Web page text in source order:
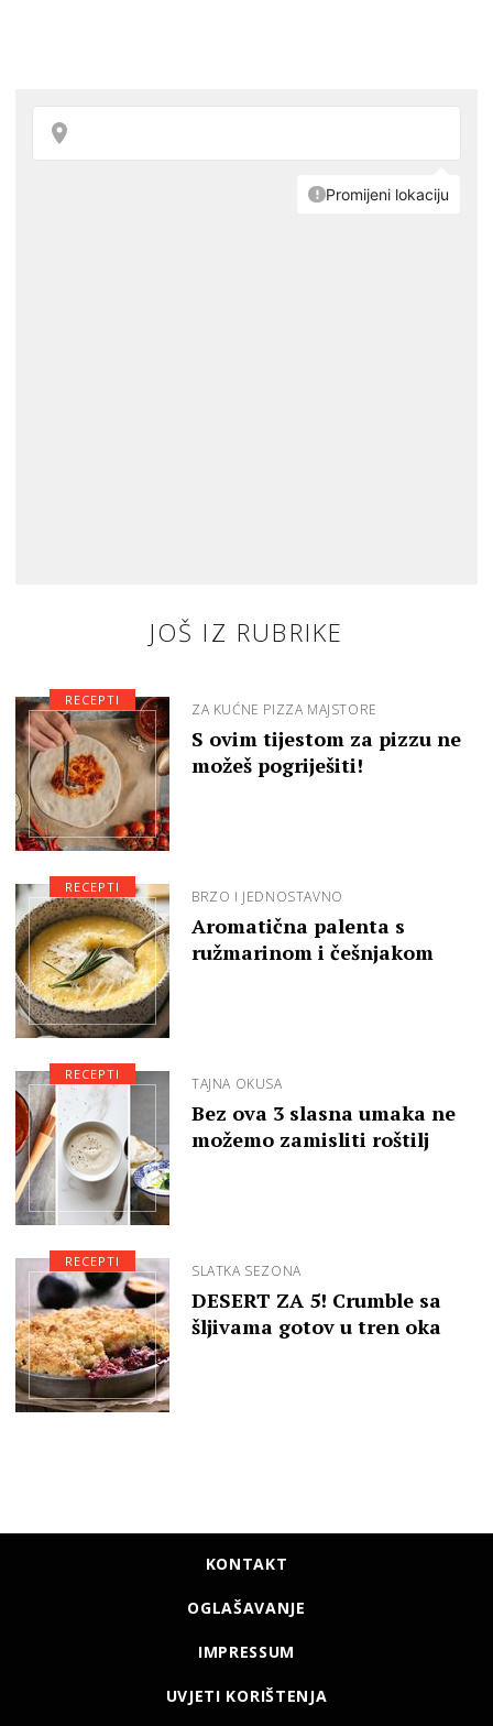
JOŠ IZ RUBRIKE
ZA KUĆNE PIZZA MAJSTORE
S ovim tijestom za pizzu ne
možeš pogriješiti!
RECEPTI
BRZO I JEDNOSTAVNO
Aromatična palenta s
ružmarinom i češnjakom
RECEPTI
TAJNA OKUSA
Bez ova 3 slasna umaka ne
možemo zamisliti roštilj
RECEPTI
SLATKA SEZONA
DESERT ZA 5! Crumble sa
šljivama gotov u tren oka
RECEPTI
KONTAKT
OGLAŠAVANJE
IMPRESSUM
UVJETI KORIŠTENJA